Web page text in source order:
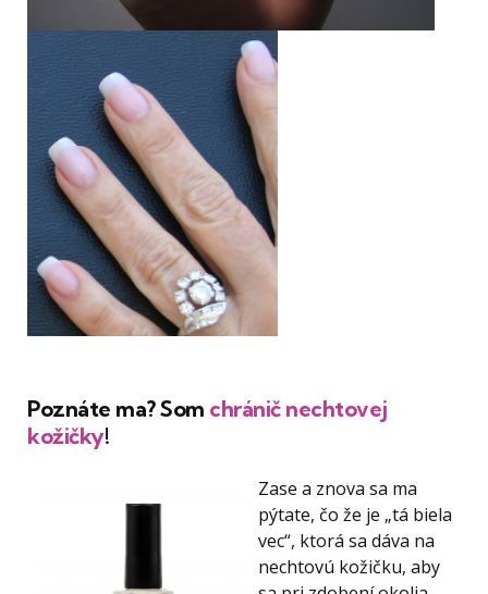
Poznáte ma? Som chránič nechtovej
kožičky!
Zase a znova sa ma
pýtate, čo že je „tá biela
vec“, ktorá sa dáva na
nechtovú kožičku, aby